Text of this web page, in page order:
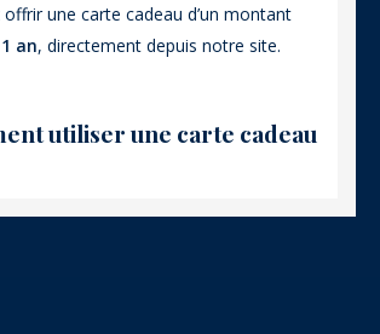
une carte cadeau d’un montant
1 an, directement depuis notre site.
utiliser une carte cadeau